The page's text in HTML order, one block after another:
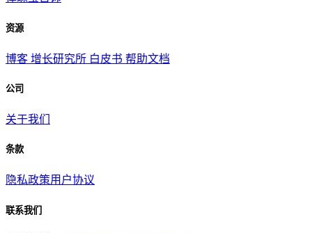
资源
博客 增长研究所 白皮书 帮助文档
公司
关于我们
条款
隐私政策用户协议
联系我们